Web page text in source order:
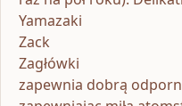
Yamazaki
Zack
Zagłówki
zapewnia dobrą